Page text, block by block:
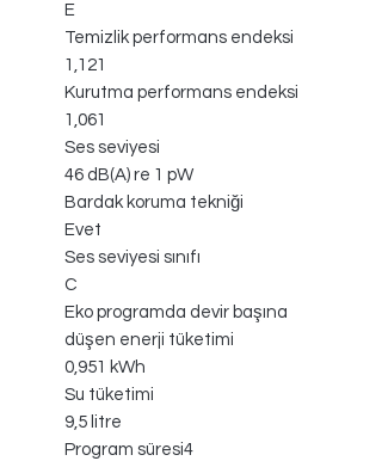
E
Temizlik performans endeksi
1,121
Kurutma performans endeksi
1,061
Ses seviyesi
46 dB(A) re 1 pW
Bardak koruma tekniği
Evet
Ses seviyesi sınıfı
C
Eko programda devir başına
düşen enerji tüketimi
0,951 kWh
Su tüketimi
9,5 litre
Program süresi4